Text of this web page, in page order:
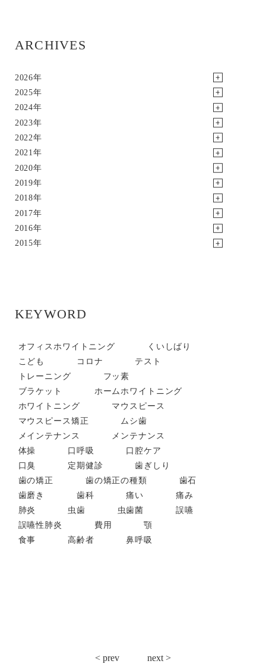
ARCHIVES
2026年
2025年
2024年
2023年
2022年
2021年
2020年
2019年
2018年
2017年
2016年
2015年
KEYWORD
オフィスホワイトニング
くいしばり
こども
コロナ
テスト
トレーニング
フッ素
ブラケット
ホームホワイトニング
ホワイトニング
マウスピース
マウスピース矯正
ムシ歯
メインテナンス
メンテナンス
体操
口呼吸
口腔ケア
口臭
定期健診
歯ぎしり
歯の矯正
歯の矯正の種類
歯石
歯磨き
歯科 痛い
痛み
肺炎
虫歯 虫歯菌
誤嚥
誤嚥性肺炎
費用
顎
食事
高齢者 鼻呼吸
< prev next >